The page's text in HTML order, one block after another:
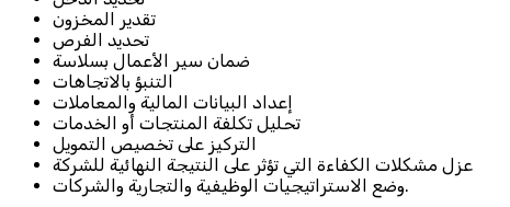
تقدير المخزون
تحديد الفرص
ضمان سير الأعمال بسلاسة
التنبؤ بالاتجاهات
إعداد البيانات المالية والمعاملات
تحليل تكلفة المنتجات أو الخدمات
التركيز على تخصيص التمويل
عزل مشكلات الكفاءة التي تؤثر على النتيجة النهائية للشركة
وضع الاستراتيجيات الوظيفية والتجارية والشركات.